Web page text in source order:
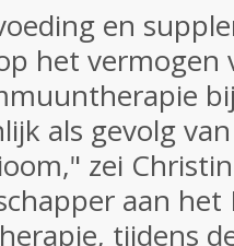
en
het vermogen
als gevolg
zei
aan
tijdens